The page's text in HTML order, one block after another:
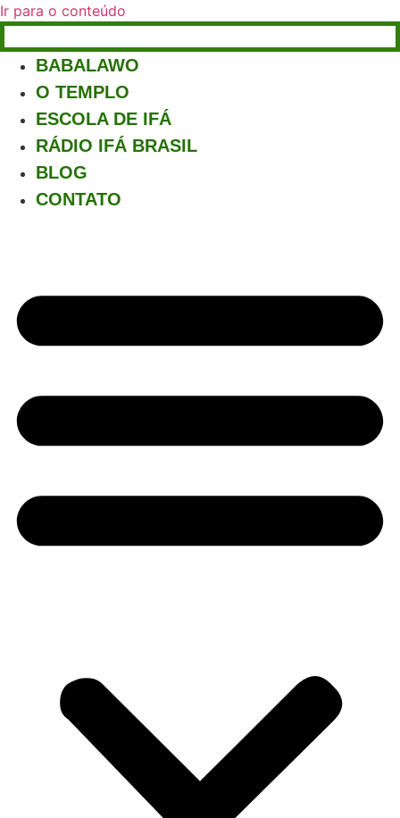
Ir para o conteúdo
BABALAWO
O TEMPLO
ESCOLA DE IFÁ
RÁDIO IFÁ BRASIL
BLOG
CONTATO